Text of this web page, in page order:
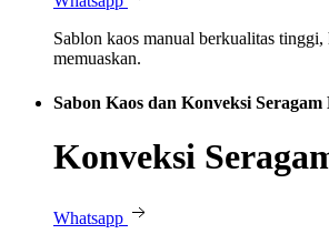
Sablon kaos manual berkualitas tinggi,
memuaskan.
Sabon Kaos dan Konveksi
Konveksi
Whatsapp